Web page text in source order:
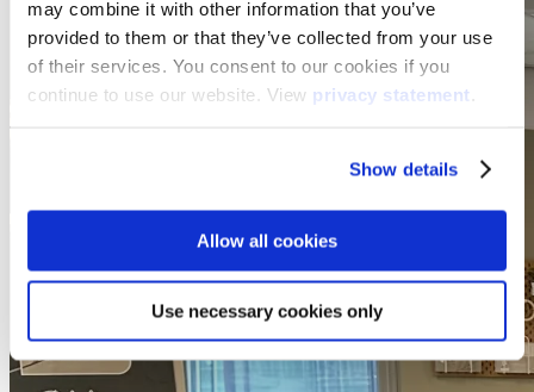
may combine it with other information that you’ve
provided to them or that they’ve collected from your use
of their services. You consent to our cookies if you
continue to use our website. View privacy statement
Show details
Allow all cookies
Use necessary cookies only